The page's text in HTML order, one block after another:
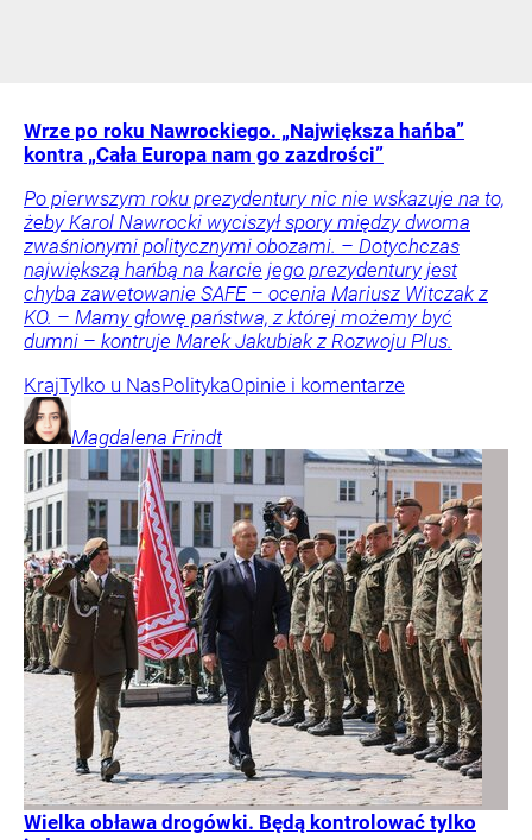
Wrze po roku Nawrockiego. „Największa hańba”
kontra „Cała Europa nam go zazdrości”
Po pierwszym roku prezydentury nic nie wskazuje na to,
żeby Karol Nawrocki wyciszył spory między dwoma
zwaśnionymi politycznymi obozami. – Dotychczas
największą hańbą na karcie jego prezydentury jest
chyba zawetowanie SAFE – ocenia Mariusz Witczak z
KO. – Mamy głowę państwa, z której możemy być
dumni – kontruje Marek Jakubiak z Rozwoju Plus.
KrajTylko u NasPolitykaOpinie i komentarze
Magdalena Frindt
Wielka obława drogówki. Będą kontrolować tylko